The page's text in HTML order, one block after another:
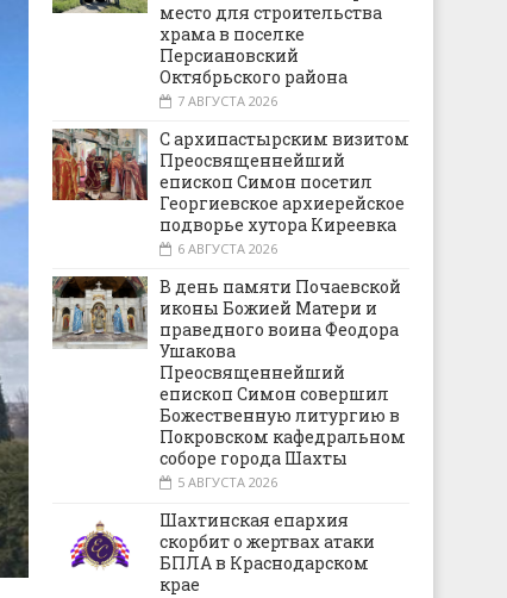
место для строительства
храма в поселке
Персиановский
Октябрьского района
7 АВГУСТА 2026
С архипастырским визитом
Преосвященнейший
епископ Симон посетил
Георгиевское архиерейское
подворье хутора Киреевка
6 АВГУСТА 2026
В день памяти Почаевской
иконы Божией Матери и
праведного воина Феодора
Ушакова
Преосвященнейший
епископ Симон совершил
Божественную литургию в
Покровском кафедральном
соборе города Шахты
5 АВГУСТА 2026
Шахтинская епархия
скорбит о жертвах атаки
БПЛА в Краснодарском
крае